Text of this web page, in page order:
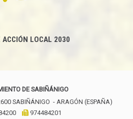
ACCIÓN LOCAL 2030
DE SABIÑÁNIGO
SABIÑÁNIGO - ARAGÓN (ESPAÑA)
974484201